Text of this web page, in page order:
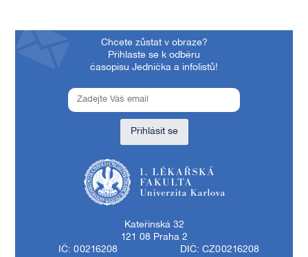
Chcete zůstat v obraze?
Přihlaste se k odběru
časopisu Jednička a infolistů!
Přihlásit se
Kateřinská 32
121 08 Praha 2
IČ: 00216208
DIČ: CZ00216208